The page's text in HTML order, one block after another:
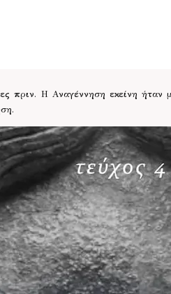
Η Αναγέννηση εκείνη